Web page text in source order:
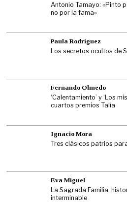
Antonio Tamayo: «Pinto
no por la fama»
Paula Rodríguez
Los secretos ocultos de
Fernando Olmedo
‘Calentamiento’ y ‘Los
cuartos premios Talía
Ignacio Mora
Tres clásicos patrios
Eva Miguel
La Sagrada Familia,
interminable